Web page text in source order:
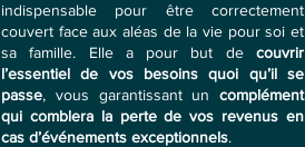
indispensable pour être correctement
couvert face aux aléas de la vie pour soi et
sa famille. Elle a pour but de couvrir
l’essentiel de vos besoins quoi qu’il se
passe, vous garantissant un complément
qui comblera la perte de vos revenus en
cas d’événements exceptionnels.